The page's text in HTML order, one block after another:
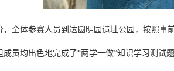
体参赛人员到达圆明园遗址公园，按照事
成员均出色地完成了“两学一做”知识学习测